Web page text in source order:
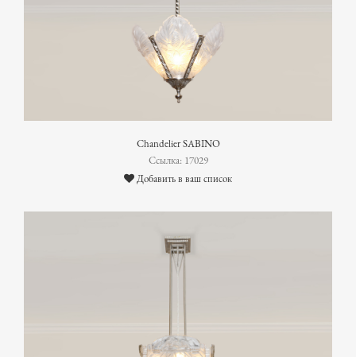
Chandelier SABINO
Ссылка: 17029
Добавить в ваш список